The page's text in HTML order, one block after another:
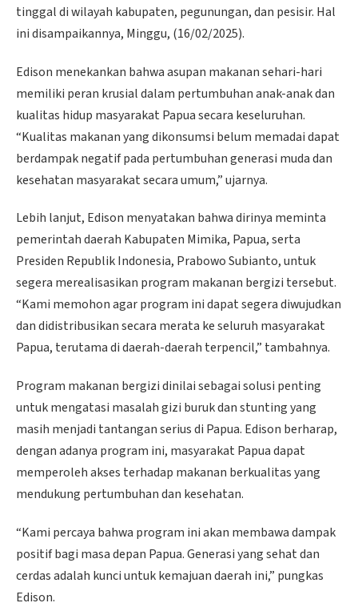
tinggal di wilayah kabupaten, pegunungan, dan pesisir. Hal
ini disampaikannya, Minggu, (16/02/2025).
Edison menekankan bahwa asupan makanan sehari-hari
memiliki peran krusial dalam pertumbuhan anak-anak dan
kualitas hidup masyarakat Papua secara keseluruhan.
“Kualitas makanan yang dikonsumsi belum memadai dapat
berdampak negatif pada pertumbuhan generasi muda dan
kesehatan masyarakat secara umum,” ujarnya.
Lebih lanjut, Edison menyatakan bahwa dirinya meminta
pemerintah daerah Kabupaten Mimika, Papua, serta
Presiden Republik Indonesia, Prabowo Subianto, untuk
segera merealisasikan program makanan bergizi tersebut.
“Kami memohon agar program ini dapat segera diwujudkan
dan didistribusikan secara merata ke seluruh masyarakat
Papua, terutama di daerah-daerah terpencil,” tambahnya.
Program makanan bergizi dinilai sebagai solusi penting
untuk mengatasi masalah gizi buruk dan stunting yang
masih menjadi tantangan serius di Papua. Edison berharap,
dengan adanya program ini, masyarakat Papua dapat
memperoleh akses terhadap makanan berkualitas yang
mendukung pertumbuhan dan kesehatan.
“Kami percaya bahwa program ini akan membawa dampak
positif bagi masa depan Papua. Generasi yang sehat dan
cerdas adalah kunci untuk kemajuan daerah ini,” pungkas
Edison.